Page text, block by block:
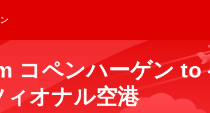
コペンハーゲン to
オナル空港